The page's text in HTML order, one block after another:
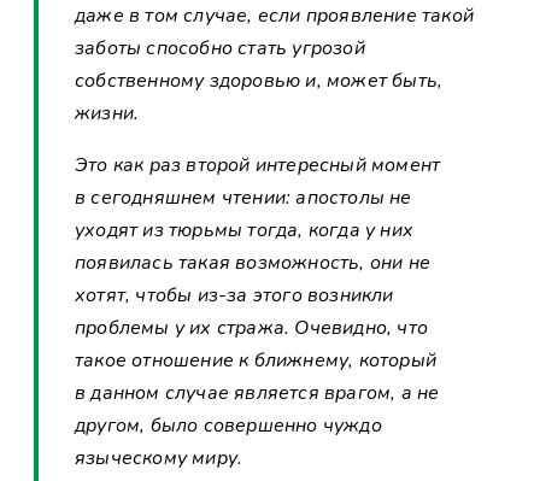
даже в том случае, если проявление такой
заботы способно стать угрозой
собственному здоровью и, может быть,
жизни.
Это как раз второй интересный момент
в сегодняшнем чтении: апостолы не
уходят из тюрьмы тогда, когда у них
появилась такая возможность, они не
хотят, чтобы из-за этого возникли
проблемы у их стража. Очевидно, что
такое отношение к ближнему, который
в данном случае является врагом, а не
другом, было совершенно чуждо
языческому миру.